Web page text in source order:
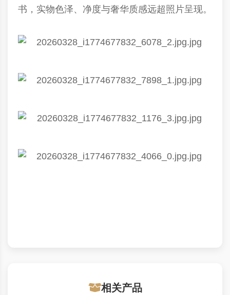
书，实物色泽、净度与奢华质感远超照片呈现。
相关产品